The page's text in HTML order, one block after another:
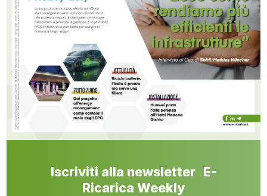
Iscriviti alla newsletter E-
Ricarica Weekly